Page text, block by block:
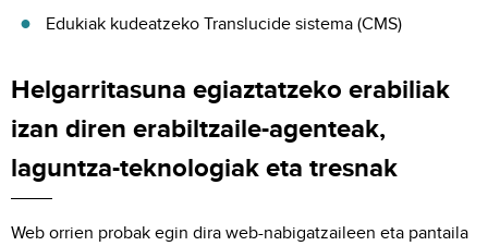
Edukiak kudeatzeko Translucide sistema (CMS)
Helgarritasuna egiaztatzeko erabiliak
izan diren erabiltzaile-agenteak,
laguntza-teknologiak eta tresnak
Web orrien probak egin dira web-nabigatzaileen eta pantaila